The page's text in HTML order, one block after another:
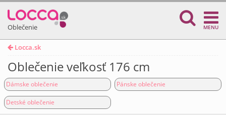
Oblečenie MENU
Locca.sk
Oblečenie veľkosť 176 cm
Dámske oblečenie Pánske oblečenie
Detské oblečenie